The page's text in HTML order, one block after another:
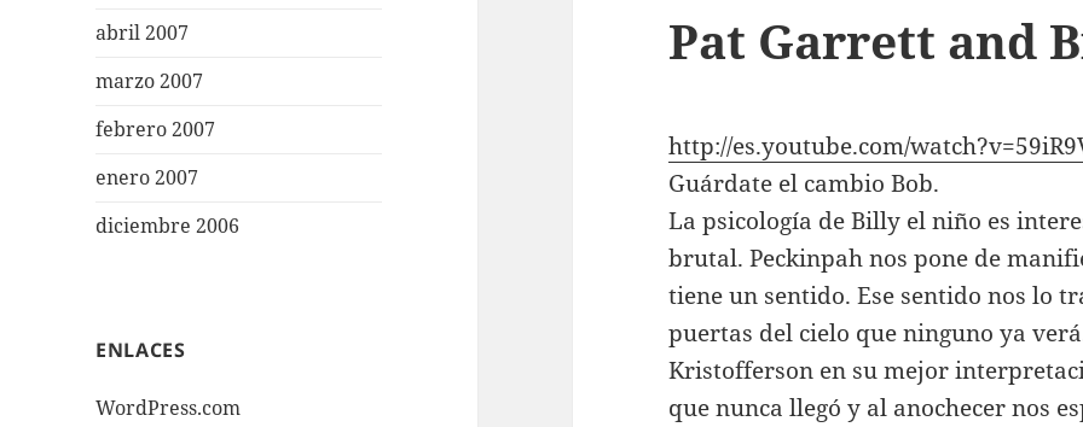
abril 2007
marzo 2007
febrero 2007
enero 2007
diciembre 2006
ENLACES
WordPress.com
Pat Garrett and
http://es.youtube.com/
Guárdate el cambio Bob.
La psicología de Billy el niño es
brutal. Peckinpah nos pone de
tiene un sentido. Ese sentido nos lo
puertas del cielo que ninguno ya
Kristofferson en su mejor
que nunca llegó y al anochecer nos